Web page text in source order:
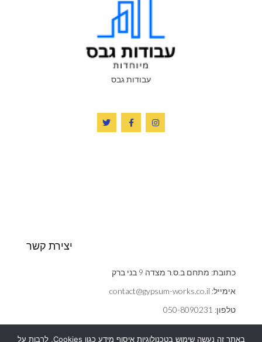
עבודות גבס
יצירת קשר
כתובת: מתחם ב.ס.ר מצדה 9 בני ברק
אימייל: contact@gypsum-works.co.il
טלפון: 050-8090231
באתר זה נעשה שימוש בטכנולוגיות איסוף מידע כגון Cookies, לרבות על